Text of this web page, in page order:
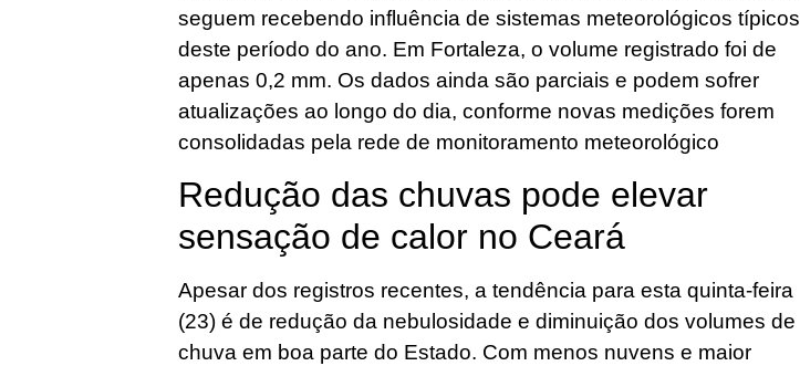
seguem recebendo influência de sistemas meteorológicos típicos
deste período do ano. Em Fortaleza, o volume registrado foi de
apenas 0,2 mm. Os dados ainda são parciais e podem sofrer
atualizações ao longo do dia, conforme novas medições forem
consolidadas pela rede de monitoramento meteorológico
Redução das chuvas pode elevar
sensação de calor no Ceará
Apesar dos registros recentes, a tendência para esta quinta-feira
(23) é de redução da nebulosidade e diminuição dos volumes de
chuva em boa parte do Estado. Com menos nuvens e maior